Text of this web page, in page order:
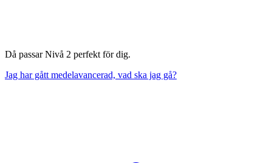
Då passar Nivå 2 perfekt för dig.
Jag har gått medelavancerad, vad ska jag gå?